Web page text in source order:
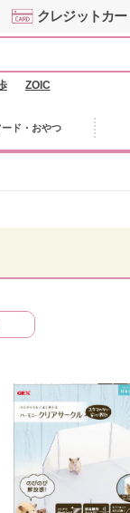
クレジットカ
ZOIC
ード・おやつ